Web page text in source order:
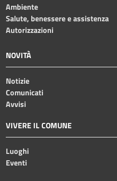
Ambiente
Salute, benessere e assistenza
Autorizzazioni
NOVITÀ
Notizie
Comunicati
Avvisi
VIVERE IL COMUNE
Luoghi
Eventi